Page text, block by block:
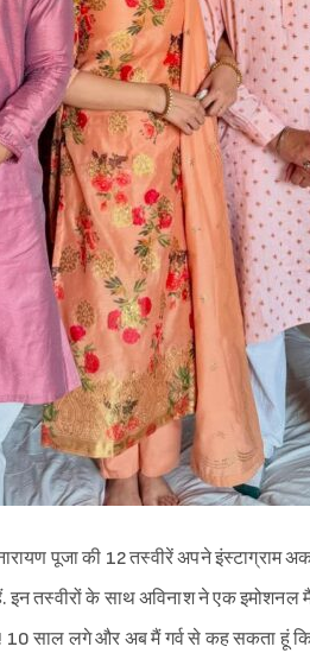
पूजा की 12 तस्वीरें अपने इंस्टाग्राम
तस्वीरों के साथ अविनाश ने एक इमोशनल
10 साल लगे और अब मैं गर्व से कह सकता हूं